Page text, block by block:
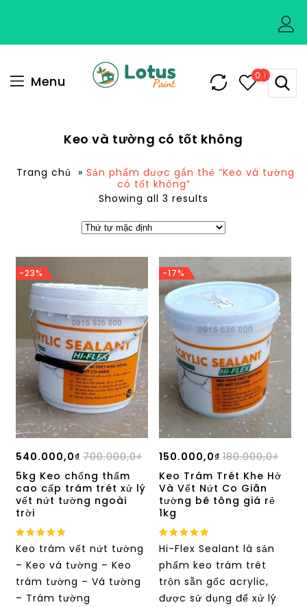
Menu 0
0
Keo và tường có tốt không
Trang chủ » Sản phẩm được gắn thẻ “Keo và tường
có tốt không”
Showing all 3 results
-23%
700.000,0₫
540.000,0₫
5kg Keo chống thấm
cao cấp trám trét xử lý
vết nứt tường ngoài
trời
5.00
Keo trám vết nứt tường
– Keo vá tường – Keo
trám tường – Vá tường
– Trám tường
-17%
180.000,0₫
150.000,0₫
Keo Trám Trét Khe Hở
Và Vết Nứt Co Giãn
tường bê tông giá rẻ
1kg
5.00
Hi-Flex Sealant là sản
phẩm keo trám trét
trộn sẵn gốc acrylic,
được sử dụng để xử lý